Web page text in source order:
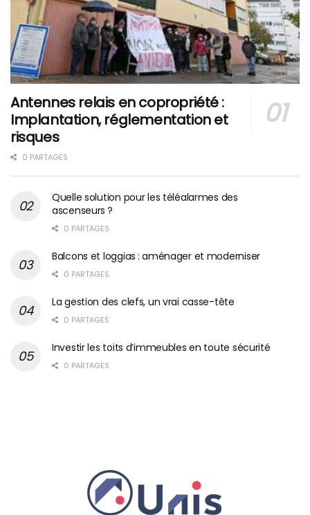
Antennes relais en copropriété :
Implantation, réglementation et
risques
0 PARTAGES
Quelle solution pour les téléalarmes des
ascenseurs ?
0 PARTAGES
Balcons et loggias : aménager et moderniser
0 PARTAGES
La gestion des clefs, un vrai casse-tête
0 PARTAGES
Investir les toits d’immeubles en toute sécurité
0 PARTAGES